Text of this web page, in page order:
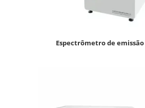
Espectrômetro de